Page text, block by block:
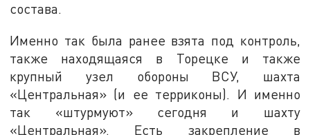
состава.
Именно так была ранее взята под контроль,
также находящаяся в Торецке и также
крупный узел обороны ВСУ, шахта
«Центральная» (и ее терриконы). И именно
так «штурмуют» сегодня и шахту
«Центральная». Есть закрепление в